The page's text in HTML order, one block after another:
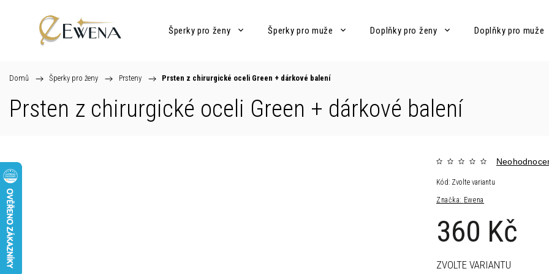
Šperky pro ženy Šperky pro muže Doplňky pro ženy Doplňky pro muže
Domů / Šperky pro ženy / Prsteny / Prsten z chirurgické oceli Green + dárkové balení
Prsten z chirurgické oceli Green + dárkové balení
Značka: Ewena
360 Kč
Kód: Zvolte variantu
ZVOLTE VARIANTU